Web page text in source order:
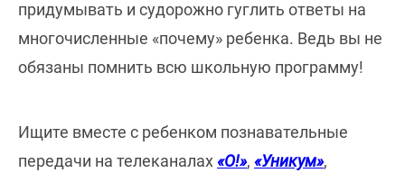
придумывать и судорожно гуглить ответы на
многочисленные «почему» ребенка. Ведь вы не
обязаны помнить всю школьную программу!
Ищите вместе с ребенком познавательные
передачи на телеканалах«О!», «Уникум»,